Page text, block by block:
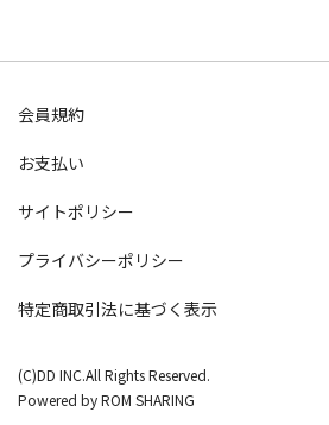
会員規約
お支払い
サイトポリシー
プライバシーポリシー
特定商取引法に基づく表示
(C)DD INC.All Rights Reserved.
Powered by ROM SHARING